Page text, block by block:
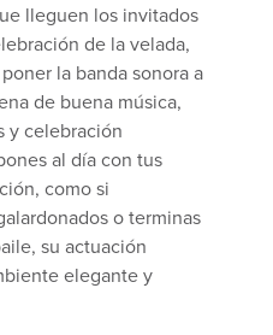
lleguen los invitados
de la velada,
la banda sonora a
de buena música,
y celebración
al día con tus
como si
o terminas
su actuación
elegante y